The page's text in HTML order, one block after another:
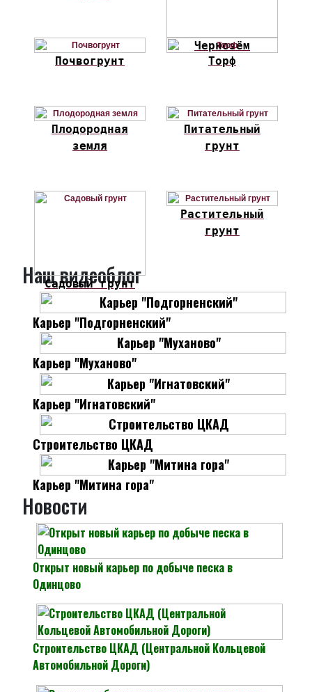
Чернозём
Почвогрунт
Торф
Плодородная
земля
Питательный
грунт
Садовый грунт
Растительный
грунт
Наш видеоблог
Карьер "Подгорненский"
Карьер "Муханово"
Карьер "Игнатовский"
Строительство ЦКАД
Карьер "Митина гора"
Новости
Открыт новый карьер по добыче песка в
Одинцово
Строительство ЦКАД (Центральной Кольцевой
Автомобильной Дороги)